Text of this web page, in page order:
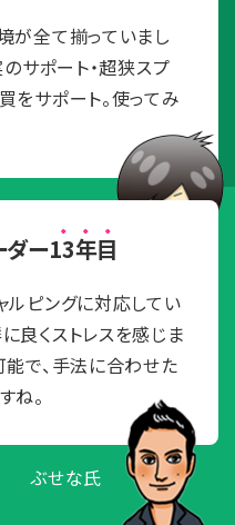
が全て揃っていまし
サポート・超狭スプ
をサポート。使ってみ
ダー13年目
ルピングに対応してい
良くストレスを感じま
で、手法に合わせた
ね。
ぶせな氏